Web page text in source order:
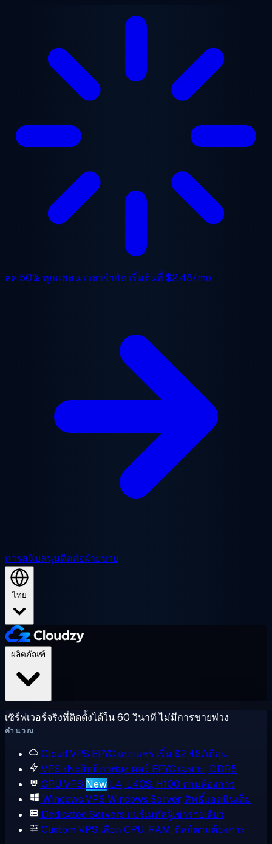
ลด 50% ทุกแพลน เวลาจำกัด เริ่มต้นที่ $2.48/mo
การสนับสนุนติดต่อฝ่ายขาย
ไทย
เซิร์ฟเวอร์จริงที่ติดตั้งได้ใน 60 วินาที ไม่มีการขายพ่วง
คำนวณ
Cloud VPS EPYC แบบแชร์ เริ่ม $2.48/เดือน
VPS ประสิทธิภาพสูง คอร์ EPYC เฉพาะ, DDR5
GPU VPS New L4, L40S, H100 ตามต้องการ
Windows VPS Windows Server, สิทธิ์แอดมินเต็ม
Dedicated Servers แบร์เมทัลผู้เช่ารายเดียว
Custom VPS เลือก CPU, RAM, ดิสก์ตามต้องการ